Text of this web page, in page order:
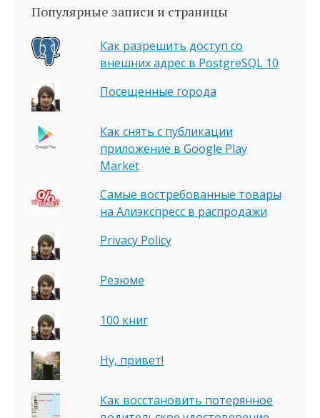
Популярные записи и страницы
Как разрешить доступ со
внешних адрес в PostgreSQL 10
Посещенные города
Как снять с публикации
приложение в Google Play
Market
Самые востребованные товары
на Алиэкспресс в распродажи
Privacy Policy
Резюме
100 книг
Ну, привет!
Как восстановить потерянное